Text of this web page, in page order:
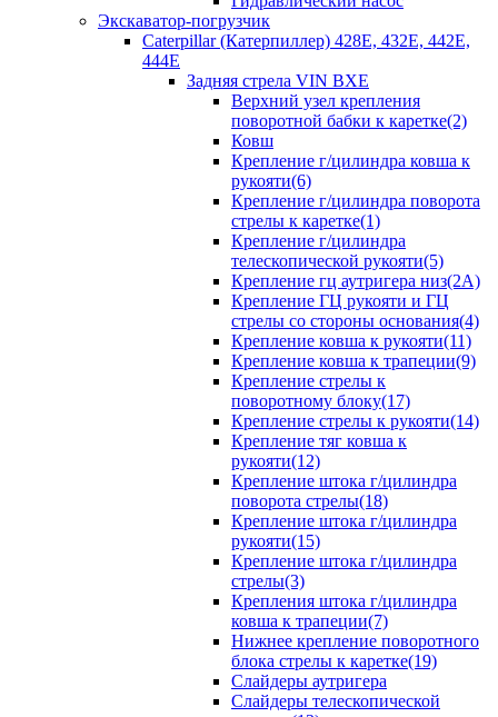
Экскаватор-погрузчик
Caterpillar (Катерпиллер) 428E, 432E, 442E,
444E
Задняя стрела VIN BXE
Верхний узел крепления
поворотной бабки к каретке(2)
Ковш
Крепление г/цилиндра ковша к
рукояти(6)
Крепление г/цилиндра поворота
стрелы к каретке(1)
Крепление г/цилиндра
телескопической рукояти(5)
Крепление гц аутригера низ(2А)
Крепление ГЦ рукояти и ГЦ
стрелы со стороны основания(4)
Крепление ковша к рукояти(11)
Крепление ковша к трапеции(9)
Крепление стрелы к
поворотному блоку(17)
Крепление стрелы к рукояти(14)
Крепление тяг ковша к
рукояти(12)
Крепление штока г/цилиндра
поворота стрелы(18)
Крепление штока г/цилиндра
рукояти(15)
Крепление штока г/цилиндра
стрелы(3)
Крепления штока г/цилиндра
ковша к трапеции(7)
Нижнее крепление поворотного
блока стрелы к каретке(19)
Слайдеры аутригера
Слайдеры телескопической